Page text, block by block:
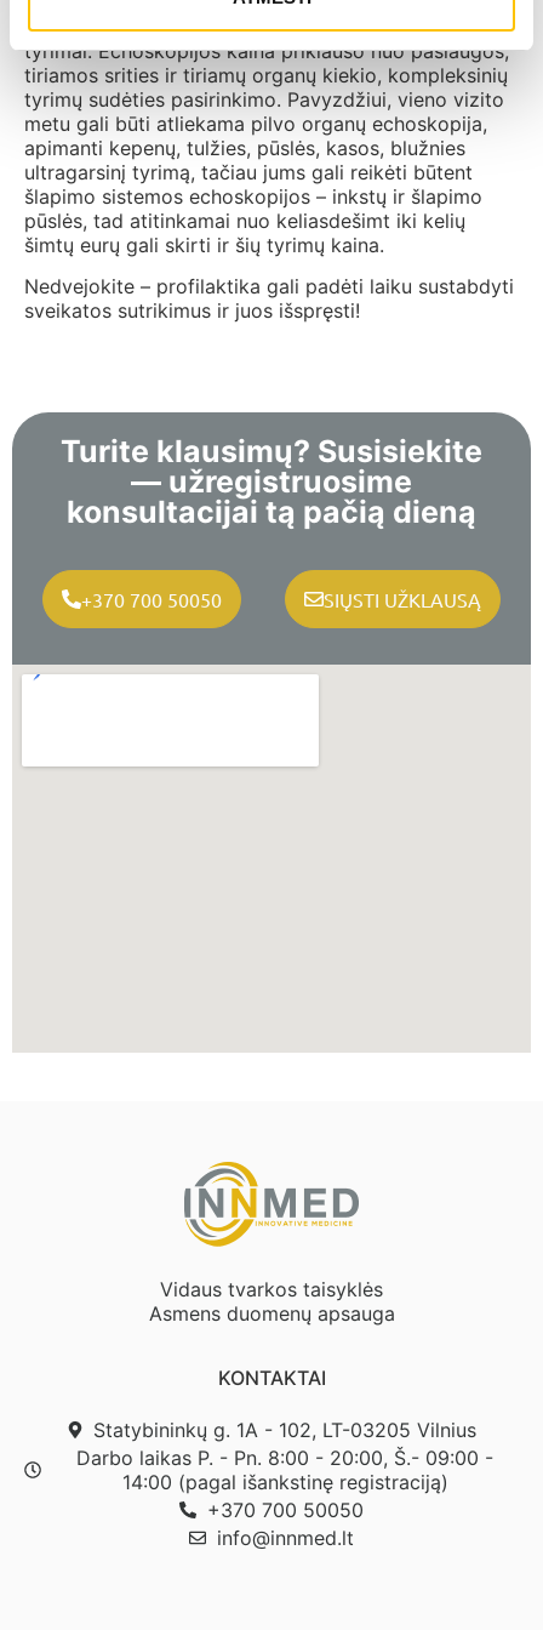
– o tai reiškia, kad jums bus atlikti išties išsamūs
tyrimai. Echoskopijos kaina priklauso nuo paslaugos,
tiriamos srities ir tiriamų organų kiekio, kompleksinių
tyrimų sudėties pasirinkimo. Pavyzdžiui, vieno vizito
metu gali būti atliekama pilvo organų echoskopija,
apimanti kepenų, tulžies, pūslės, kasos, blužnies
ultragarsinį tyrimą, tačiau jums gali reikėti būtent
šlapimo sistemos echoskopijos – inkstų ir šlapimo
pūslės, tad atitinkamai nuo keliasdešimt iki kelių
šimtų eurų gali skirti ir šių tyrimų kaina.
Nedvejokite – profilaktika gali padėti laiku sustabdyti
sveikatos sutrikimus ir juos išspręsti!
Turite klausimų? Susisiekite
— užregistruosime
konsultacijai tą pačią dieną
+370 700 50050 SIŲSTI UŽKLAUSĄ
Vidaus tvarkos taisyklės
Asmens duomenų apsauga
KONTAKTAI
Statybininkų g. 1A - 102, LT-03205 Vilnius
Darbo laikas P. - Pn. 8:00 - 20:00, Š.- 09:00 -
14:00 (pagal išankstinę registraciją)
+370 700 50050
info@innmed.lt